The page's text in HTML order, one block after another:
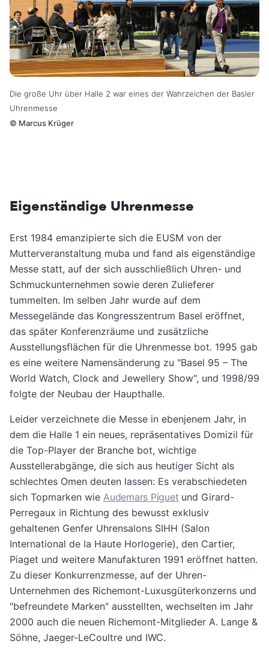
Die große Uhr über Halle 2 war eines der Wahrzeichen der Basler
Uhrenmesse
© Marcus Krüger
Eigenständige Uhrenmesse
Erst 1984 emanzipierte sich die EUSM von der
Mutterveranstaltung muba und fand als eigenständige
Messe statt, auf der sich ausschließlich Uhren- und
Schmuckunternehmen sowie deren Zulieferer
tummelten. Im selben Jahr wurde auf dem
Messegelände das Kongresszentrum Basel eröffnet,
das später Konferenzräume und zusätzliche
Ausstellungsflächen für die Uhrenmesse bot. 1995 gab
es eine weitere Namensänderung zu "Basel 95 – The
World Watch, Clock and Jewellery Show", und 1998/99
folgte der Neubau der Haupthalle.
Leider verzeichnete die Messe in ebenjenem Jahr, in
dem die Halle 1 ein neues, repräsentatives Domizil für
die Top-Player der Branche bot, wichtige
Ausstellerabgänge, die sich aus heutiger Sicht als
schlechtes Omen deuten lassen: Es verabschiedeten
sich Topmarken wie Audemars Piguet und Girard-
Perregaux in Richtung des bewusst exklusiv
gehaltenen Genfer Uhrensalons SIHH (Salon
International de la Haute Horlogerie), den Cartier,
Piaget und weitere Manufakturen 1991 eröffnet hatten.
Zu dieser Konkurrenzmesse, auf der Uhren-
Unternehmen des Richemont-Luxusgüterkonzerns und
"befreundete Marken" ausstellten, wechselten im Jahr
2000 auch die neuen Richemont-Mitglieder A. Lange &
Söhne, Jaeger-LeCoultre und IWC.